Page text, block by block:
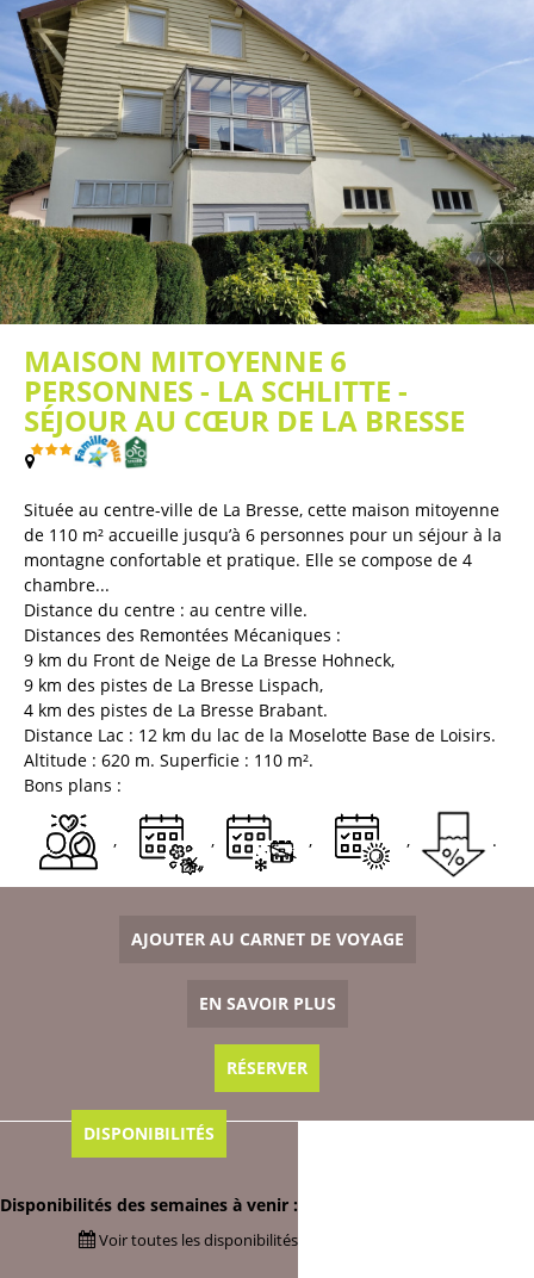
MAISON MITOYENNE 6
PERSONNES - LA SCHLITTE -
SÉJOUR AU CŒUR DE LA BRESSE
Plan / Carte)
Située au centre-ville de La Bresse, cette maison mitoyenne
de 110 m² accueille jusqu’à 6 personnes pour un séjour à la
montagne confortable et pratique. Elle se compose de 4
chambre...
Distance du centre : au centre ville
Distances des Remontées Mécaniques :
9 km du Front de Neige de La Bresse Hohneck
9 km des pistes de La Bresse Lispach
4 km des pistes de La Bresse Brabant
Distance Lac : 12 km du lac de la Moselotte Base de Loisirs
Altitude : 620 m Superficie : 110 m²
Bons plans :
AJOUTER AU CARNET DE VOYAGE
EN SAVOIR PLUS
RÉSERVER
DISPONIBILITÉS
Disponibilités des semaines à venir :
Voir toutes les disponibilités